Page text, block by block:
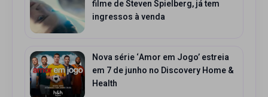
filme de Steven Spielberg, já tem
ingressos à venda
Nova série ‘Amor em Jogo’ estreia
em 7 de junho no Discovery Home &
Health